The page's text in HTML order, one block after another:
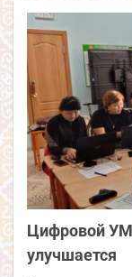
Цифровой
улучшается